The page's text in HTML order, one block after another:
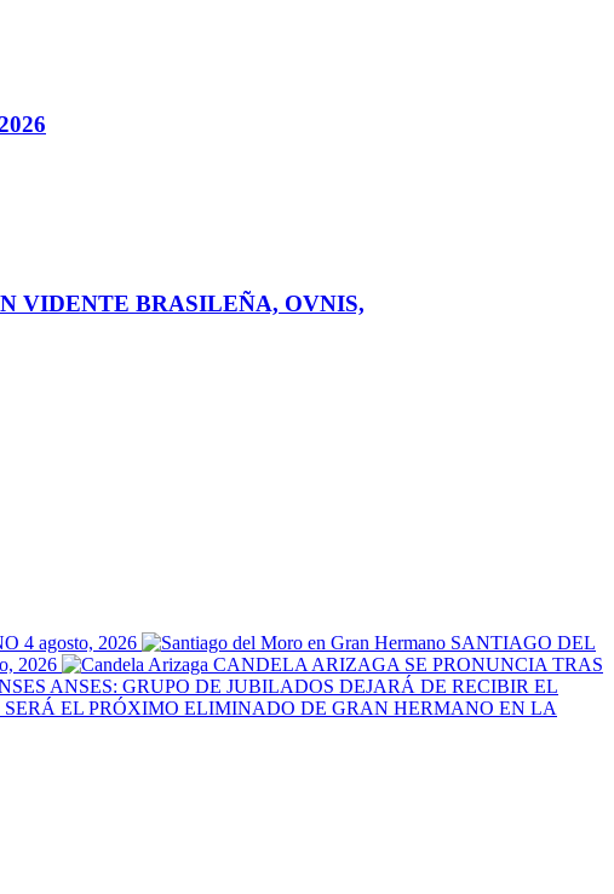
VIDENTE BRASILEÑA, OVNIS,
4 agosto, 2026
SANTIAGO DEL
2026
CANDELA ARIZAGA SE PRONUNCIA TRAS
ANSES: GRUPO DE JUBILADOS DEJARÁ DE RECIBIR EL
SERÁ EL PRÓXIMO ELIMINADO DE GRAN HERMANO EN LA